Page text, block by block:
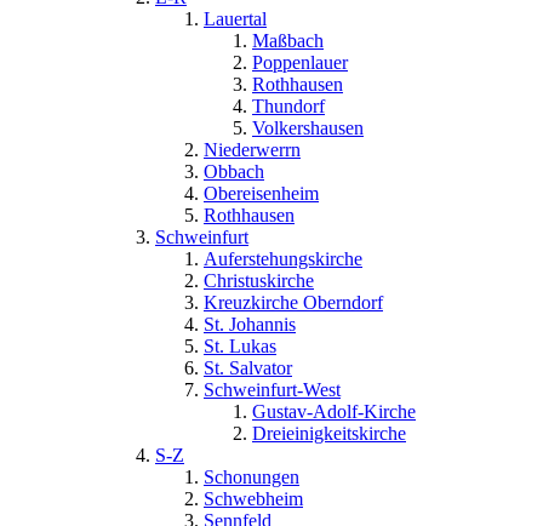
Lauertal
Maßbach
Poppenlauer
Rothhausen
Thundorf
Volkershausen
Niederwerrn
Obbach
Obereisenheim
Rothhausen
Schweinfurt
Auferstehungskirche
Christuskirche
Kreuzkirche Oberndorf
St. Johannis
St. Lukas
St. Salvator
Schweinfurt-West
Gustav-Adolf-Kirche
Dreieinigkeitskirche
S-Z
Schonungen
Schwebheim
Sennfeld